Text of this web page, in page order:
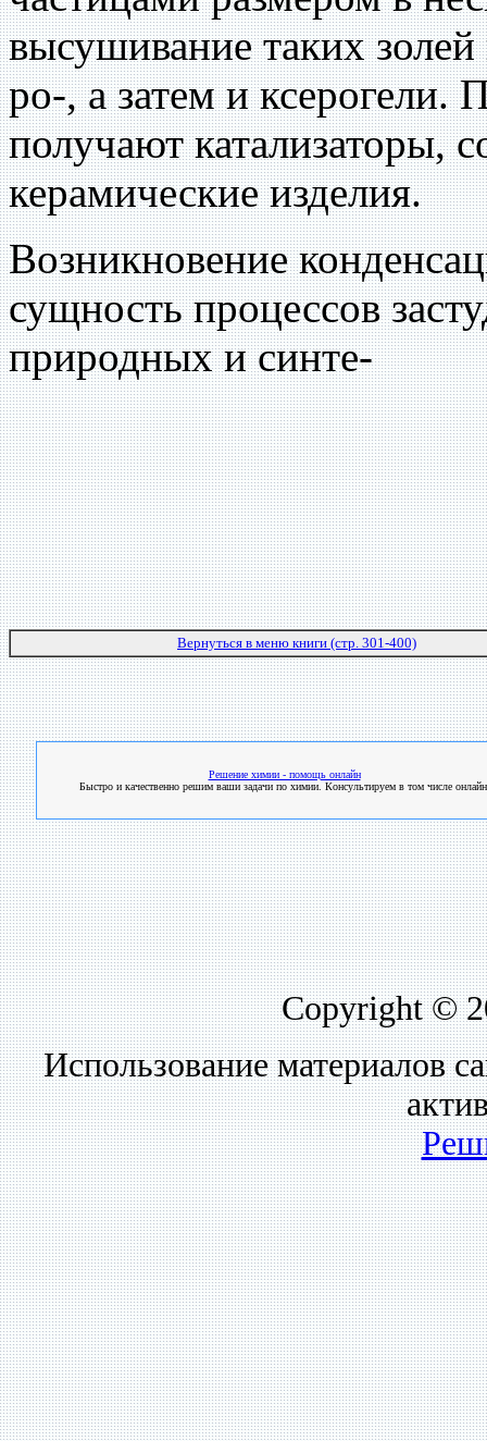
высушивание таких
ро-, а затем и ксерогели.
получают катализаторы,
керамические изделия.
Возникновение
сущность процессов
природных и синте-
Вернуться в меню книги (стр. 301-400)
Решение химии - помощь онлайн
Быстро и качественно решим ваши задачи по химии. Консультируем в том числе
Copyright ©
Использование материалов